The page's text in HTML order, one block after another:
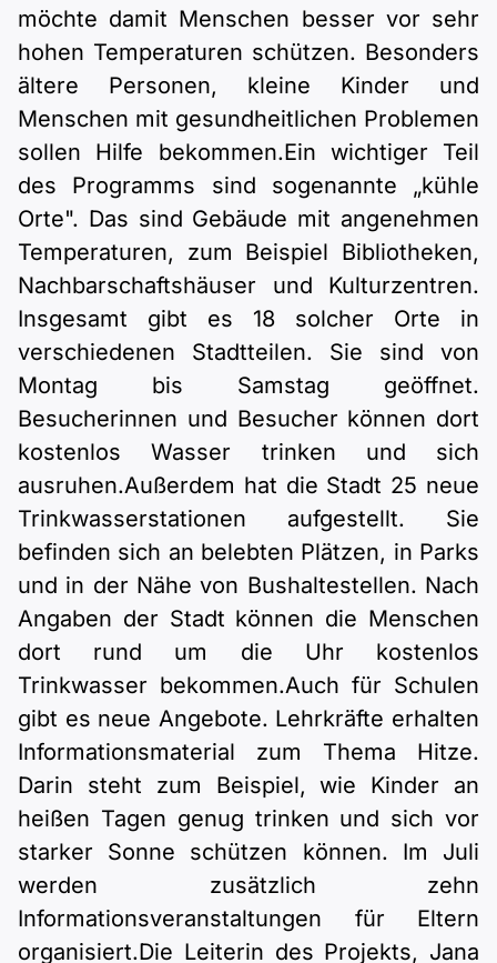
B1 Goethe
B1 ÖIF
B1 ÖSD
B1 Pflege (telc)
B2 Goethe
B2 Pflege (telc)
Online-Kurse
Einbürgerungstest
Spiele
Schulen & Kurse
Lebenslauf erstellen
Motivationsbriefe
möchte damit Menschen besser vor sehr
hohen Temperaturen schützen. Besonders
ältere Personen, kleine Kinder und
Menschen mit gesundheitlichen Problemen
sollen Hilfe bekommen.Ein wichtiger Teil
des Programms sind sogenannte „kühle
Orte". Das sind Gebäude mit angenehmen
Temperaturen, zum Beispiel Bibliotheken,
Nachbarschaftshäuser und Kulturzentren.
Insgesamt gibt es 18 solcher Orte in
verschiedenen Stadtteilen. Sie sind von
Montag bis Samstag geöffnet.
Besucherinnen und Besucher können dort
kostenlos Wasser trinken und sich
ausruhen.Außerdem hat die Stadt 25 neue
Trinkwasserstationen aufgestellt. Sie
befinden sich an belebten Plätzen, in Parks
und in der Nähe von Bushaltestellen. Nach
Angaben der Stadt können die Menschen
dort rund um die Uhr kostenlos
Trinkwasser bekommen.Auch für Schulen
gibt es neue Angebote. Lehrkräfte erhalten
Informationsmaterial zum Thema Hitze.
Darin steht zum Beispiel, wie Kinder an
heißen Tagen genug trinken und sich vor
starker Sonne schützen können. Im Juli
werden zusätzlich zehn
Informationsveranstaltungen für Eltern
organisiert.Die Leiterin des Projekts, Jana